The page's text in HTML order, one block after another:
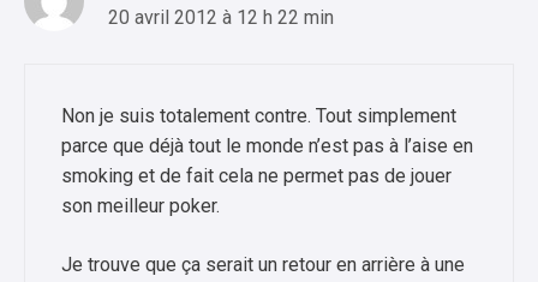
20 avril 2012 à 12 h 22 min
Non je suis totalement contre. Tout simplement
parce que déjà tout le monde n’est pas à l’aise en
smoking et de fait cela ne permet pas de jouer
son meilleur poker.
Je trouve que ça serait un retour en arrière à une